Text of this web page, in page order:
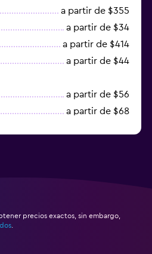
a partir de $355
a partir de $34
a partir de $414
a partir de $44
a partir de $56
a partir de $68
precios exactos, sin embargo,